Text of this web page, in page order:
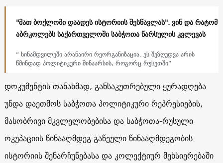
"მათ ბოქლომი დაადეს ისტორიის შესწავლას". ვინ და რატომ
აბრკოლებს საქართველოში საბჭოთა წარსულის კვლევას
“ სინამდვილეში არანაირი რეორგანიზაცია. ეს შეზღუდვა არის
წმინდად პოლიტიკური შინაარსის, როგორც რუსეთში“
დოკუმენტის თანახმად, განსაკუთრებული ყურადღება
უნდა დაეთმოს საბჭოთა პოლიტიკური რეპრესიების,
მასობრივი მკვლელობებისა და საბჭოთა-რუსული
ოკუპაციის წინააღმდეგ გაწეული წინააღმდეგობის
ისტორიის შენარჩუნებასა და კოლექტიურ მეხსიერებაში